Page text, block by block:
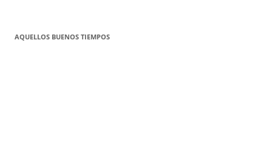
AQUELLOS BUENOS TIEMPOS